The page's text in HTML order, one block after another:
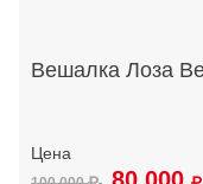
Вешалка Лоза